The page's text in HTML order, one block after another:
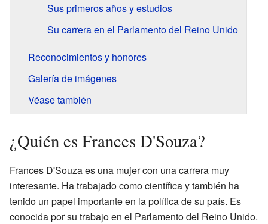
Sus primeros años y estudios
Su carrera en el Parlamento del Reino Unido
Reconocimientos y honores
Galería de imágenes
Véase también
¿Quién es Frances D'Souza?
Frances D'Souza es una mujer con una carrera muy
interesante. Ha trabajado como científica y también ha
tenido un papel importante en la política de su país. Es
conocida por su trabajo en el Parlamento del Reino Unido.